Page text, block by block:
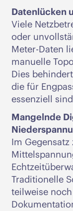
Datenlücken
Viele
oder
Meter-Daten
manuelle
Dies
die für
essenziell
Mangelnde
Im
Traditionelle
teilweise